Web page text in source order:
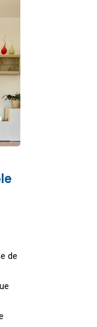
de